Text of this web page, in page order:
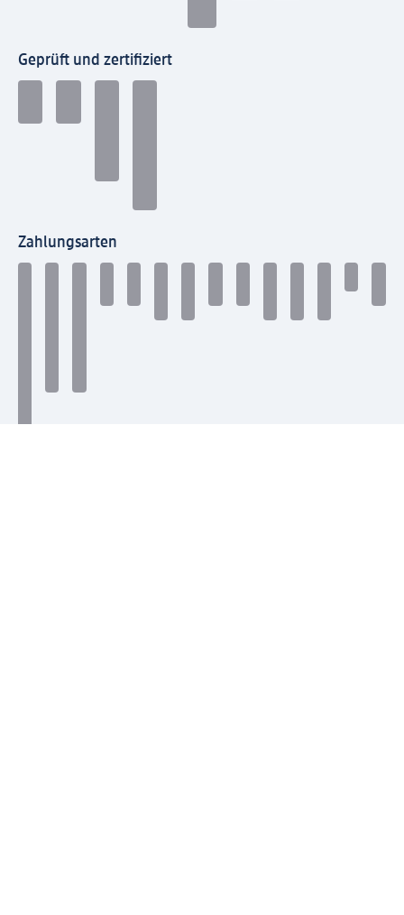
Geprüft und zertifiziert
Zahlungsarten